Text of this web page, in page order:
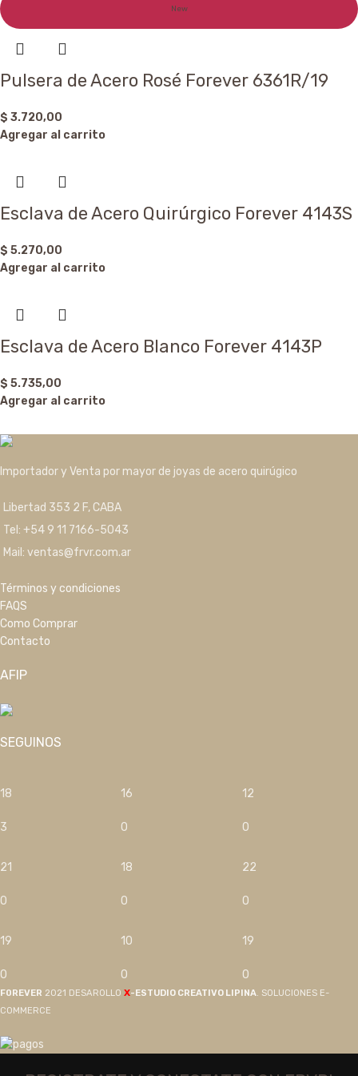
New
Pulsera de Acero Rosé Forever 6361R/19
$ 3.720,00
Agregar al carrito
Esclava de Acero Quirúrgico Forever 4143S
$ 5.270,00
Agregar al carrito
Esclava de Acero Blanco Forever 4143P
$ 5.735,00
Agregar al carrito
Importador y Venta por mayor de joyas de acero quirúgico
Libertad 353 2 F, CABA
Tel: +54 9 11 7166-5043
Mail: ventas@frvr.com.ar
Términos y condiciones
FAQS
Como Comprar
Contacto
AFIP
SEGUINOS
18
3
16
0
12
0
21
0
18
0
22
0
19
0
10
0
19
0
F0REVER 2021 DESAROLLO X-ESTUDIO CREATIVO LIPINA. SOLUCIONES E-
COMMERCE